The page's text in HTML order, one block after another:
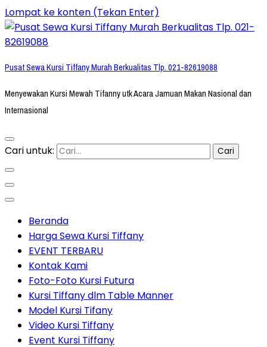
Lompat ke konten (Tekan Enter)
Pusat Sewa Kursi Tiffany Murah Berkualitas Tlp. 021-82619088
Menyewakan Kursi Mewah Tifanny utk Acara Jamuan Makan Nasional dan
Internasional
Cari untuk:
Beranda
Harga Sewa Kursi Tiffany
EVENT TERBARU
Kontak Kami
Foto-Foto Kursi Futura
Kursi Tiffany dlm Table Manner
Model Kursi Tifany
Video Kursi Tiffany
Event Kursi Tiffany